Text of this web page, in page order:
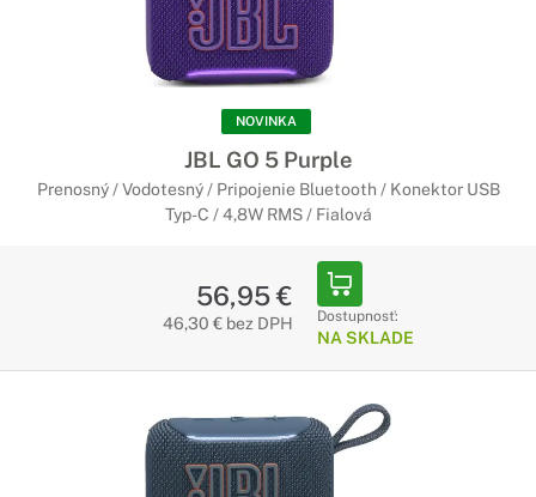
NOVINKA
JBL GO 5 Purple
Prenosný / Vodotesný / Pripojenie Bluetooth / Konektor USB
Typ-C / 4,8W RMS / Fialová
56,95 €
46,30 € bez DPH Dostupnosť:
NA SKLADE